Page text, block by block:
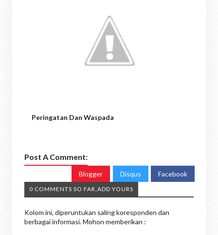
Peringatan Dan Waspada
Post A Comment:
Blogger Disqus Facebook
0 COMMENTS SO FAR,ADD YOURS
Kolom ini, diperuntukan saling koresponden dan
berbagai informasi. Mohon memberikan :